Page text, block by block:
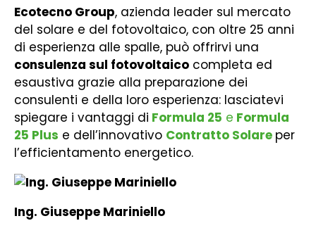
Ecotecno Group, azienda leader sul mercato
del solare e del fotovoltaico, con oltre 25 anni
di esperienza alle spalle, può offrirvi una
consulenza sul fotovoltaico completa ed
esaustiva grazie alla preparazione dei
consulenti e della loro esperienza: lasciatevi
spiegare i vantaggi di Formula 25 e Formula
25 Plus e dell’innovativo Contratto Solare per
l’efficientamento energetico.
Ing. Giuseppe Mariniello